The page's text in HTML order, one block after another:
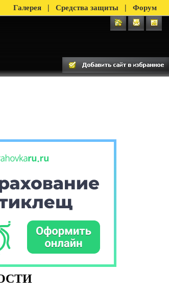
Галерея | Средства защиты | Форум